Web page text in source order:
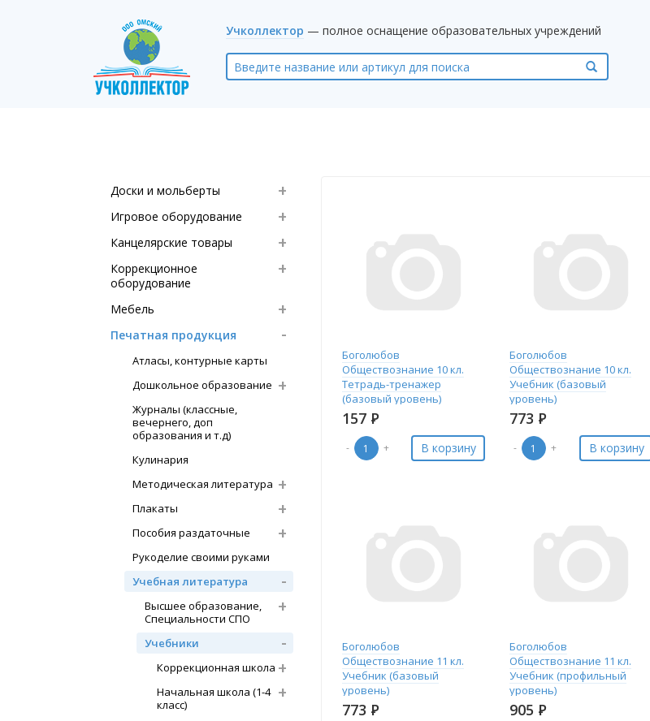
Учколлектор — полное оснащение образовательных учреждений
Доски и мольберты
Игровое оборудование
Канцелярские товары
Коррекционное
оборудование
Мебель
Печатная продукция
Атласы, контурные карты
Дошкольное образование
Журналы (классные,
вечернего, доп
образования и т.д)
Кулинария
Методическая литература
Плакаты
Пособия раздаточные
Рукоделие своими руками
Учебная литература
Высшее образование,
Специальности СПО
Учебники
Коррекционная школа
Начальная школа (1-4
класс)
Боголюбов
Обществознание 10 кл.
Тетрадь-тренажер
(базовый уровень)
157 Р
- + В корзину
Боголюбов
Обществознание 10 кл.
Учебник (базовый
уровень)
773 Р
- + В корзину
Боголюбов
Обществознание 11 кл.
Учебник (базовый
уровень)
773 Р
Боголюбов
Обществознание 11 кл.
Учебник (профильный
уровень)
905 Р